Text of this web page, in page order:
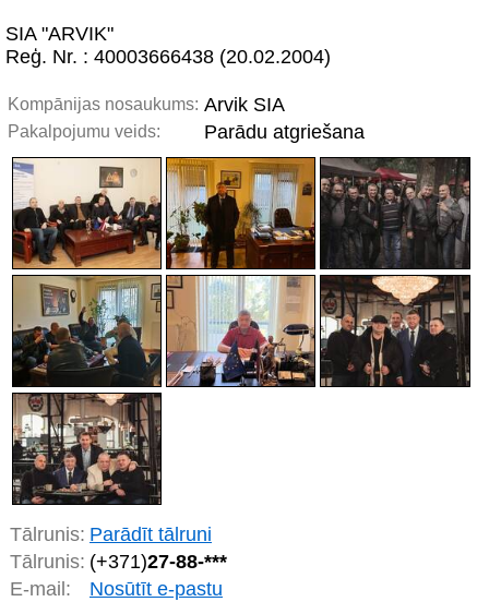
SIA "ARVIK"
Reģ. Nr. : 40003666438 (20.02.2004)
Kompānijas nosaukums: Arvik SIA
Pakalpojumu veids: Parādu atgriešana
Tālrunis: Parādīt tālruni
Tālrunis: (+371)27-88-***
E-mail:
Nosūtīt e-pastu